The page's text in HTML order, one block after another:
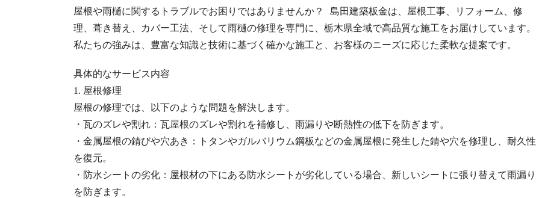
屋根や雨樋に関するトラブルでお困りではありませんか？ 島田建築板金は、屋根工事、リフォーム、修
理、葺き替え、カバー工法、そして雨樋の修理を専門に、栃木県全域で高品質な施工をお届けしています。
私たちの強みは、豊富な知識と技術に基づく確かな施工と、お客様のニーズに応じた柔軟な提案です。
具体的なサービス内容
1. 屋根修理
屋根の修理では、以下のような問題を解決します。
・瓦のズレや割れ：瓦屋根のズレや割れを補修し、雨漏りや断熱性の低下を防ぎます。
・金属屋根の錆びや穴あき：トタンやガルバリウム鋼板などの金属屋根に発生した錆や穴を修理し、耐久性
を復元。
・防水シートの劣化：屋根材の下にある防水シートが劣化している場合、新しいシートに張り替えて雨漏り
を防ぎます。